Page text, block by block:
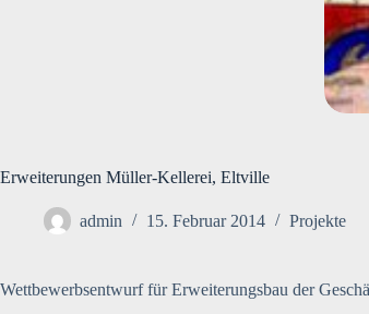
Erweiterungen Müller-Kellerei, Eltville
admin 15. Februar 2014 Projekte
Wettbewerbsentwurf für Erweiterungsbau der